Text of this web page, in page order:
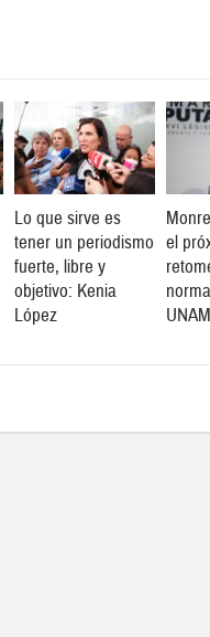
Lo que sirve es
tener un periodismo
fuerte, libre y
objetivo: Kenia
López
el
UNAM